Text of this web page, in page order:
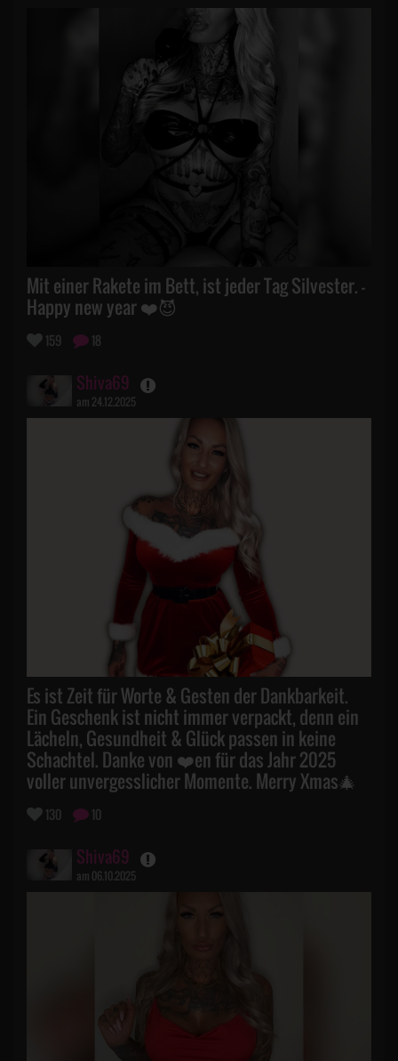
Mit einer Rakete im Bett, ist jeder Tag Silvester. -
Happy new year ❤️😈
159 18
Shiva69
am 24.12.2025
Es ist Zeit für Worte & Gesten der Dankbarkeit.
Ein Geschenk ist nicht immer verpackt, denn ein
Lächeln, Gesundheit & Glück passen in keine
Schachtel. Danke von ❤️en für das Jahr 2025
voller unvergesslicher Momente. Merry Xmas🎄
130 10
Shiva69
am 06.10.2025